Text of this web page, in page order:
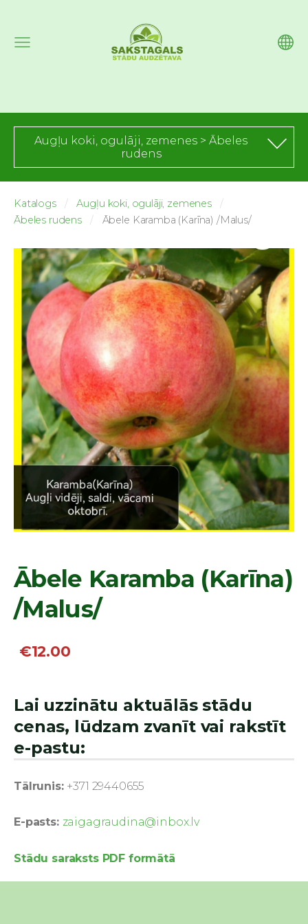
Augļu koki, ogulāji, zemenes > Ābeles
rudens
Lai uzzinātu aktuālās stādu
cenas, lūdzam zvanīt vai rakstīt
e-pastu:
Tālrunis: +371 29440655
E-pasts: zaigagraudina@inbox.lv
Stādu saraksts PDF formātā
Katalogs
Augļu koki, ogulāji, zemenes
Ābeles rudens
Ābele Karamba (Karīna) /Malus/
Ābele Karamba (Karīna)
/Malus/
€12.00